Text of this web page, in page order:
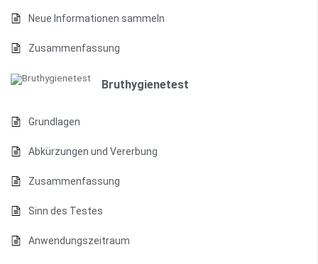
Neue Informationen sammeln
Zusammenfassung
Bruthygienetest
Grundlagen
Abkürzungen und Vererbung
Zusammenfassung
Sinn des Testes
Anwendungszeitraum